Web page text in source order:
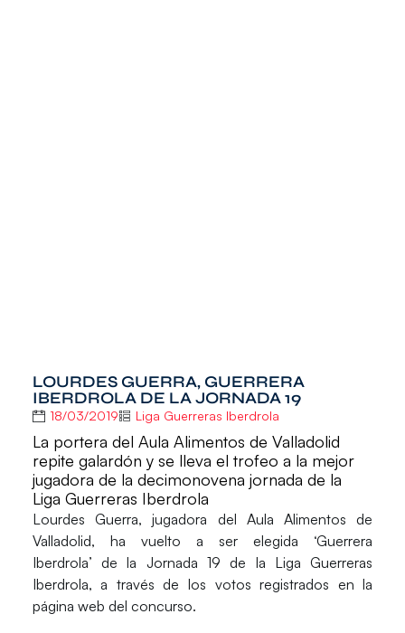
LOURDES GUERRA, GUERRERA
IBERDROLA DE LA JORNADA 19
18/03/2019 Liga Guerreras Iberdrola
La portera del Aula Alimentos de Valladolid
repite galardón y se lleva el trofeo a la mejor
jugadora de la decimonovena jornada de la
Liga Guerreras Iberdrola
Lourdes Guerra, jugadora del Aula Alimentos de
Valladolid, ha vuelto a ser elegida ‘Guerrera
Iberdrola’ de la Jornada 19 de la Liga Guerreras
Iberdrola, a través de los votos registrados en la
página web del concurso.